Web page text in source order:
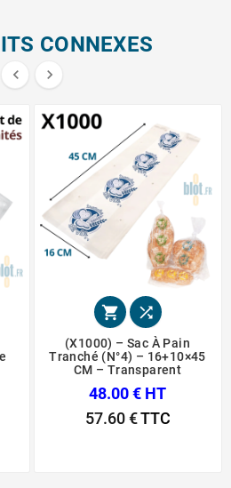
CONNEXES
 
 
(X1000) – Sac À Pain
Tranché (N°4) – 16+10×45
CM – Transparent
48.00 € HT
57.60 €TTC